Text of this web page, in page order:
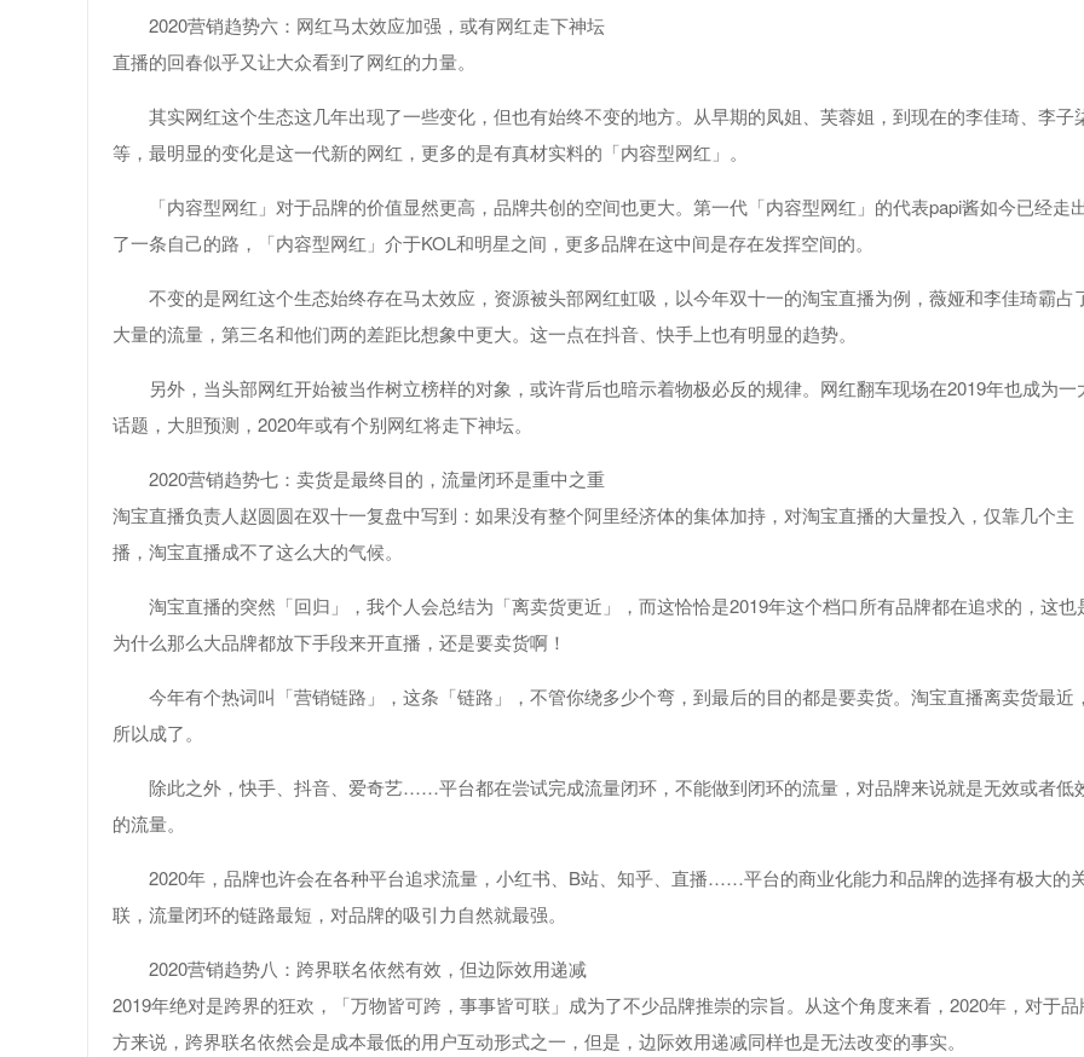
2020营销趋势六：网红马太效应加强，或有网红走下神坛
直播的回春似乎又让大众看到了网红的力量。
其实网红这个生态这几年出现了一些变化，但也有始终不变的地方。从早期的凤姐、芙蓉姐，到现在的李佳琦、李子
等，最明显的变化是这一代新的网红，更多的是有真材实料的「内容型网红」。
「内容型网红」对于品牌的价值显然更高，品牌共创的空间也更大。第一代「内容型网红」的代表papi酱如今已经走
了一条自己的路，「内容型网红」介于KOL和明星之间，更多品牌在这中间是存在发挥空间的。
不变的是网红这个生态始终存在马太效应，资源被头部网红虹吸，以今年双十一的淘宝直播为例，薇娅和李佳琦霸占
大量的流量，第三名和他们两的差距比想象中更大。这一点在抖音、快手上也有明显的趋势。
另外，当头部网红开始被当作树立榜样的对象，或许背后也暗示着物极必反的规律。网红翻车现场在2019年也成为一
话题，大胆预测，2020年或有个别网红将走下神坛。
2020营销趋势七：卖货是最终目的，流量闭环是重中之重
淘宝直播负责人赵圆圆在双十一复盘中写到：如果没有整个阿里经济体的集体加持，对淘宝直播的大量投入，仅靠几个主
播，淘宝直播成不了这么大的气候。
淘宝直播的突然「回归」，我个人会总结为「离卖货更近」，而这恰恰是2019年这个档口所有品牌都在追求的，这也
为什么那么大品牌都放下手段来开直播，还是要卖货啊！
今年有个热词叫「营销链路」，这条「链路」，不管你绕多少个弯，到最后的目的都是要卖货。淘宝直播离卖货最近，
所以成了。
除此之外，快手、抖音、爱奇艺……平台都在尝试完成流量闭环，不能做到闭环的流量，对品牌来说就是无效或者低
的流量。
2020年，品牌也许会在各种平台追求流量，小红书、B站、知乎、直播……平台的商业化能力和品牌的选择有极大的
联，流量闭环的链路最短，对品牌的吸引力自然就最强。
2020营销趋势八：跨界联名依然有效，但边际效用递减
2019年绝对是跨界的狂欢，「万物皆可跨，事事皆可联」成为了不少品牌推崇的宗旨。从这个角度来看，2020年，对于品
方来说，跨界联名依然会是成本最低的用户互动形式之一，但是，边际效用递减同样也是无法改变的事实。